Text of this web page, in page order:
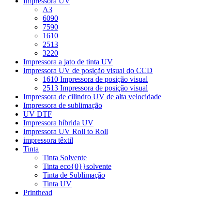
A3
6090
7590
1610
2513
3220
Impressora a jato de tinta UV
Impressora UV de posição visual do CCD
1610 Impressora de posição visual
2513 Impressora de posição visual
Impressora de cilindro UV de alta velocidade
Impressora de sublimação
UV DTF
Impressora híbrida UV
Impressora UV Roll to Roll
impressora têxtil
Tinta
Tinta Solvente
Tinta eco{0}}solvente
Tinta de Sublimação
Tinta UV
Printhead